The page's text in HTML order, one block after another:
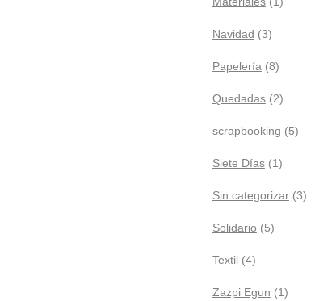
Navidad (3)
Papelería (8)
Quedadas(2)
scrapbooking (5)
Siete Días(1)
Sin categorizar(3)
Solidario (5)
Textil (4)
Zazpi Egun (1)